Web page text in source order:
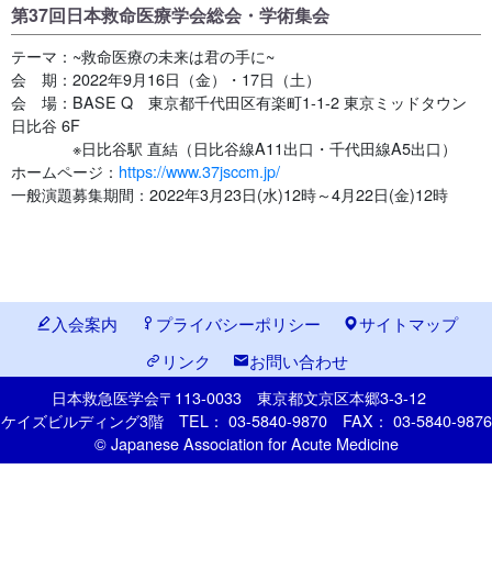
第37回日本救命医療学会総会・学術集会
テーマ：~救命医療の未来は君の手に~
会 期：2022年9月16日（金）・17日（土）
会 場：BASE Q 東京都千代田区有楽町1-1-2 東京ミッドタウン
日比谷 6F
※日比谷駅 直結（日比谷線A11出口・千代田線A5出口）
ホームページ： https://www.37jsccm.jp/
一般演題募集期間：2022年3月23日(水)12時～4月22日(金)12時
入会案内 プライバシーポリシー
サイトマップ
リンク
お問い合わせ
日本救急医学会〒113-0033 東京都文京区本郷3-3-12
ケイズビルディング3階 TEL： 03-5840-9870 FAX： 03-5840-9876
© Japanese Association for Acute Medicine